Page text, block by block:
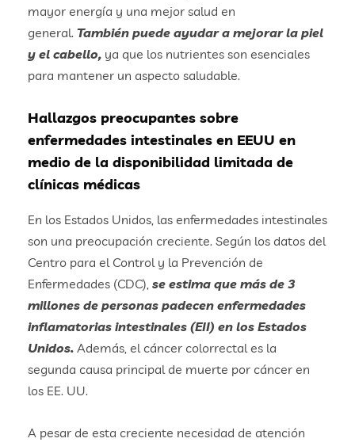
mayor energía y una mejor salud en
general. También puede ayudar a mejorar la piel
y el cabello, ya que los nutrientes son esenciales
para mantener un aspecto saludable.
Hallazgos preocupantes sobre
enfermedades intestinales en EEUU en
medio de la disponibilidad limitada de
clínicas médicas
En los Estados Unidos, las enfermedades intestinales
son una preocupación creciente. Según los datos del
Centro para el Control y la Prevención de
Enfermedades (CDC), se estima que más de 3
millones de personas padecen enfermedades
inflamatorias intestinales (EII) en los Estados
Unidos. Además, el cáncer colorrectal es la
segunda causa principal de muerte por cáncer en
los EE. UU.
A pesar de esta creciente necesidad de atención